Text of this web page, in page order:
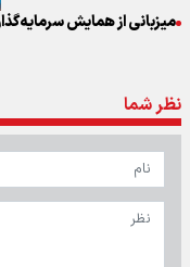
میزبانی از همایش
نظر شما